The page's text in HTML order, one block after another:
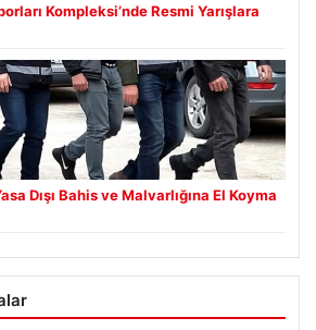
Kompleksi’nde Resmi Yarışlara
Dışı Bahis ve Malvarlığına El Koyma